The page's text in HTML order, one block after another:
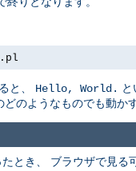
と、 Hello, World.
のようなものでも動か
とき、 ブラウザで見る